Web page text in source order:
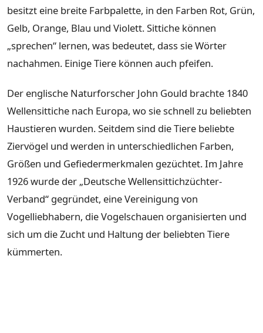
besitzt eine breite Farbpalette, in den Farben Rot, Grün,
Gelb, Orange, Blau und Violett. Sittiche können
„sprechen“ lernen, was bedeutet, dass sie Wörter
nachahmen. Einige Tiere können auch pfeifen.
Der englische Naturforscher John Gould brachte 1840
Wellensittiche nach Europa, wo sie schnell zu beliebten
Haustieren wurden. Seitdem sind die Tiere beliebte
Ziervögel und werden in unterschiedlichen Farben,
Größen und Gefiedermerkmalen gezüchtet. Im Jahre
1926 wurde der „Deutsche Wellensittichzüchter-
Verband“ gegründet, eine Vereinigung von
Vogelliebhabern, die Vogelschauen organisierten und
sich um die Zucht und Haltung der beliebten Tiere
kümmerten.